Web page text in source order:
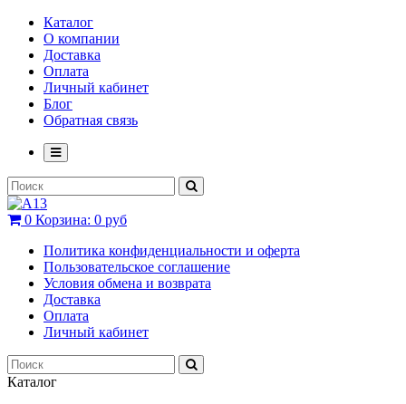
Каталог
О компании
Доставка
Оплата
Личный кабинет
Блог
Обратная связь
0 Корзина: 0 руб
Политика конфиденциальности и оферта
Пользовательское соглашение
Условия обмена и возврата
Доставка
Оплата
Личный кабинет
Каталог